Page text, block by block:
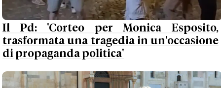
Il Pd: 'Corteo per Monica Esposito,
trasformata una tragedia in un'occasione
di propaganda politica'